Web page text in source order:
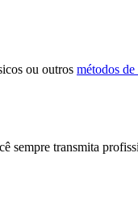
ou outros métodos
sempre transmita